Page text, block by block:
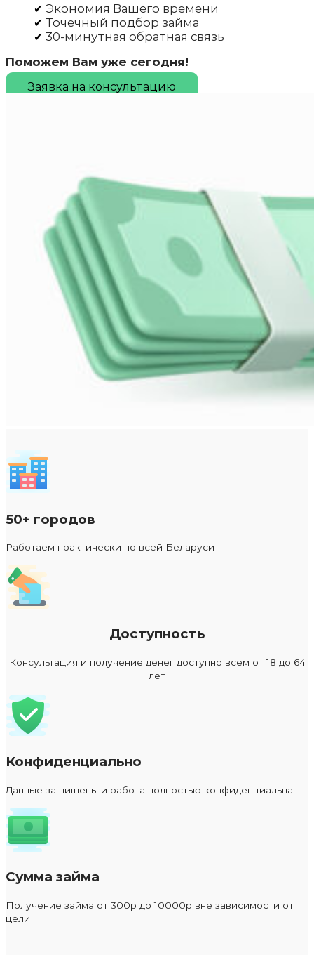
Экономия Вашего времени
Точечный подбор займа
30-минутная обратная связь
Поможем Вам уже сегодня!
Заявка на консультацию
50+ городов
Работаем практически по всей Беларуси
Доступность
Консультация и получение денег доступно всем от 18 до 64
лет
Конфиденциально
Данные защищены и работа полностью конфиденциальна
Сумма займа
Получение займа от 300р до 10000р вне зависимости от
цели